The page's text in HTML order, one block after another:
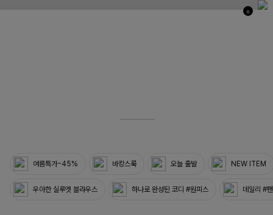
0
여름특가~45% 바캉스룩 오늘 출발 NEW ITEM
우아한 실루엣 블라우스 하나로 완성된 코디 #원피스 데일리 #